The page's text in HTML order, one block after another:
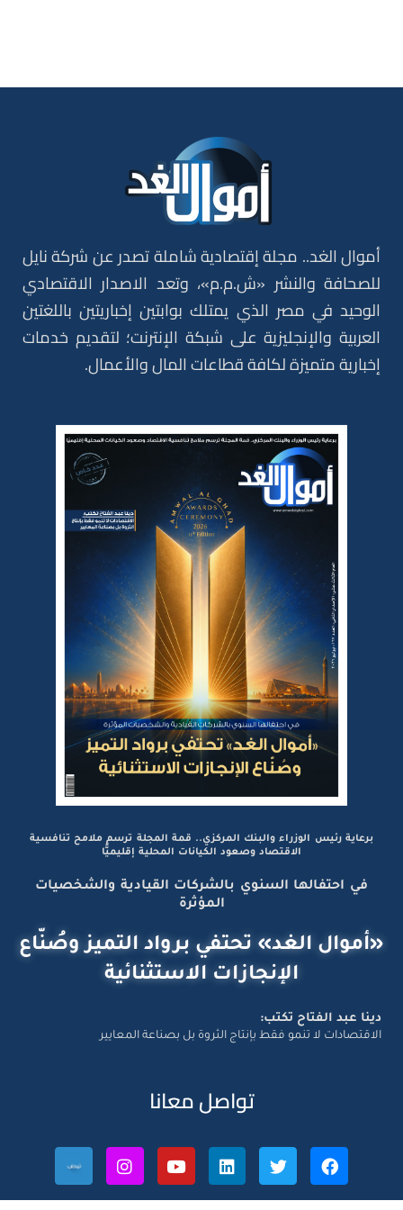
أموال الغد.. مجلة إقتصادية شاملة تصدر عن شركة نايل
للصحافة والنشر «ش.م.م»، وتعد الاصدار الاقتصادي
الوحيد في مصر الذي يمتلك بوابتين إخباريتين باللغتين
العربية والإنجليزية على شبكة الإنترنت؛ لتقديم خدمات
إخبارية متميزة لكافة قطاعات المال والأعمال.
برعاية رئيس الوزراء والبنك المركزي.. قمة المجلة ترسم ملامح تنافسية
الاقتصاد وصعود الكيانات المحلية إقليميًّا
في احتفالها السنوي بالشركات القيادية والشخصيات
المؤثرة
«أموال الغد» تحتفي برواد التميز وصُنّاع
الإنجازات الاستثنائية
دينا عبد الفتاح تكتب:
الاقتصادات لا تنمو فقط بإنتاج الثروة بل بصناعة المعايير
تواصل معانا